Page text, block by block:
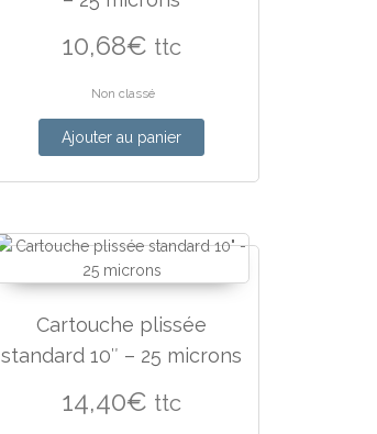
10,68€ ttc
Non classé
Ajouter au panier
Cartouche plissée
standard 10″ – 25 microns
14,40€ ttc